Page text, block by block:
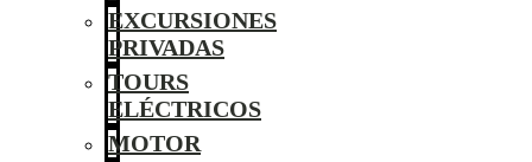
EXCURSIONES
PRIVADAS
TOURS
ELÉCTRICOS
MOTOR